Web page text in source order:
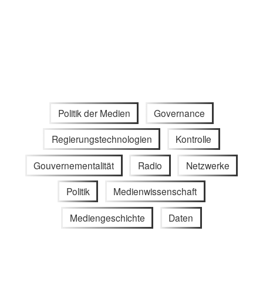
Politik der Medien Governance
Regierungstechnologien Kontrolle
Gouvernementalität Radio Netzwerke
Politik Medienwissenschaft
Mediengeschichte Daten